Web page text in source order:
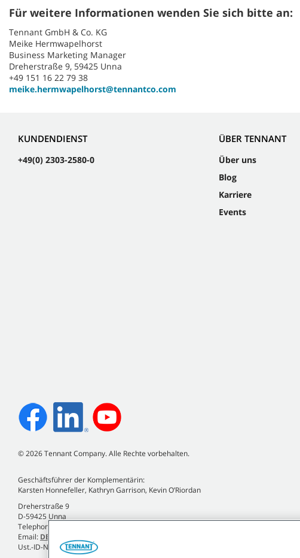
Für weitere Informationen wenden Sie sich bitte an:
Tennant GmbH & Co. KG
Meike Hermwapelhorst
Business Marketing Manager
Dreherstraße 9, 59425 Unna
+49 151 16 22 79 38
meike.hermwapelhorst@tennantco.com
KUNDENDIENST
+49(0) 2303-2580-0
ÜBER TENNANT
Über uns
Blog
Karriere
Events
©2026Tennant Company. Alle Rechte vorbehalten.
Geschäftsführer der Komplementärin:
Karsten Honnefeller, Kathryn Garrison, Kevin O’Riordan
Dreherstraße 9
D-59425 Unna
Telephone +49 (0)2303 2580-0
Email: DE.Info@tennantco.com
Ust.-ID-Nr. DE120810935